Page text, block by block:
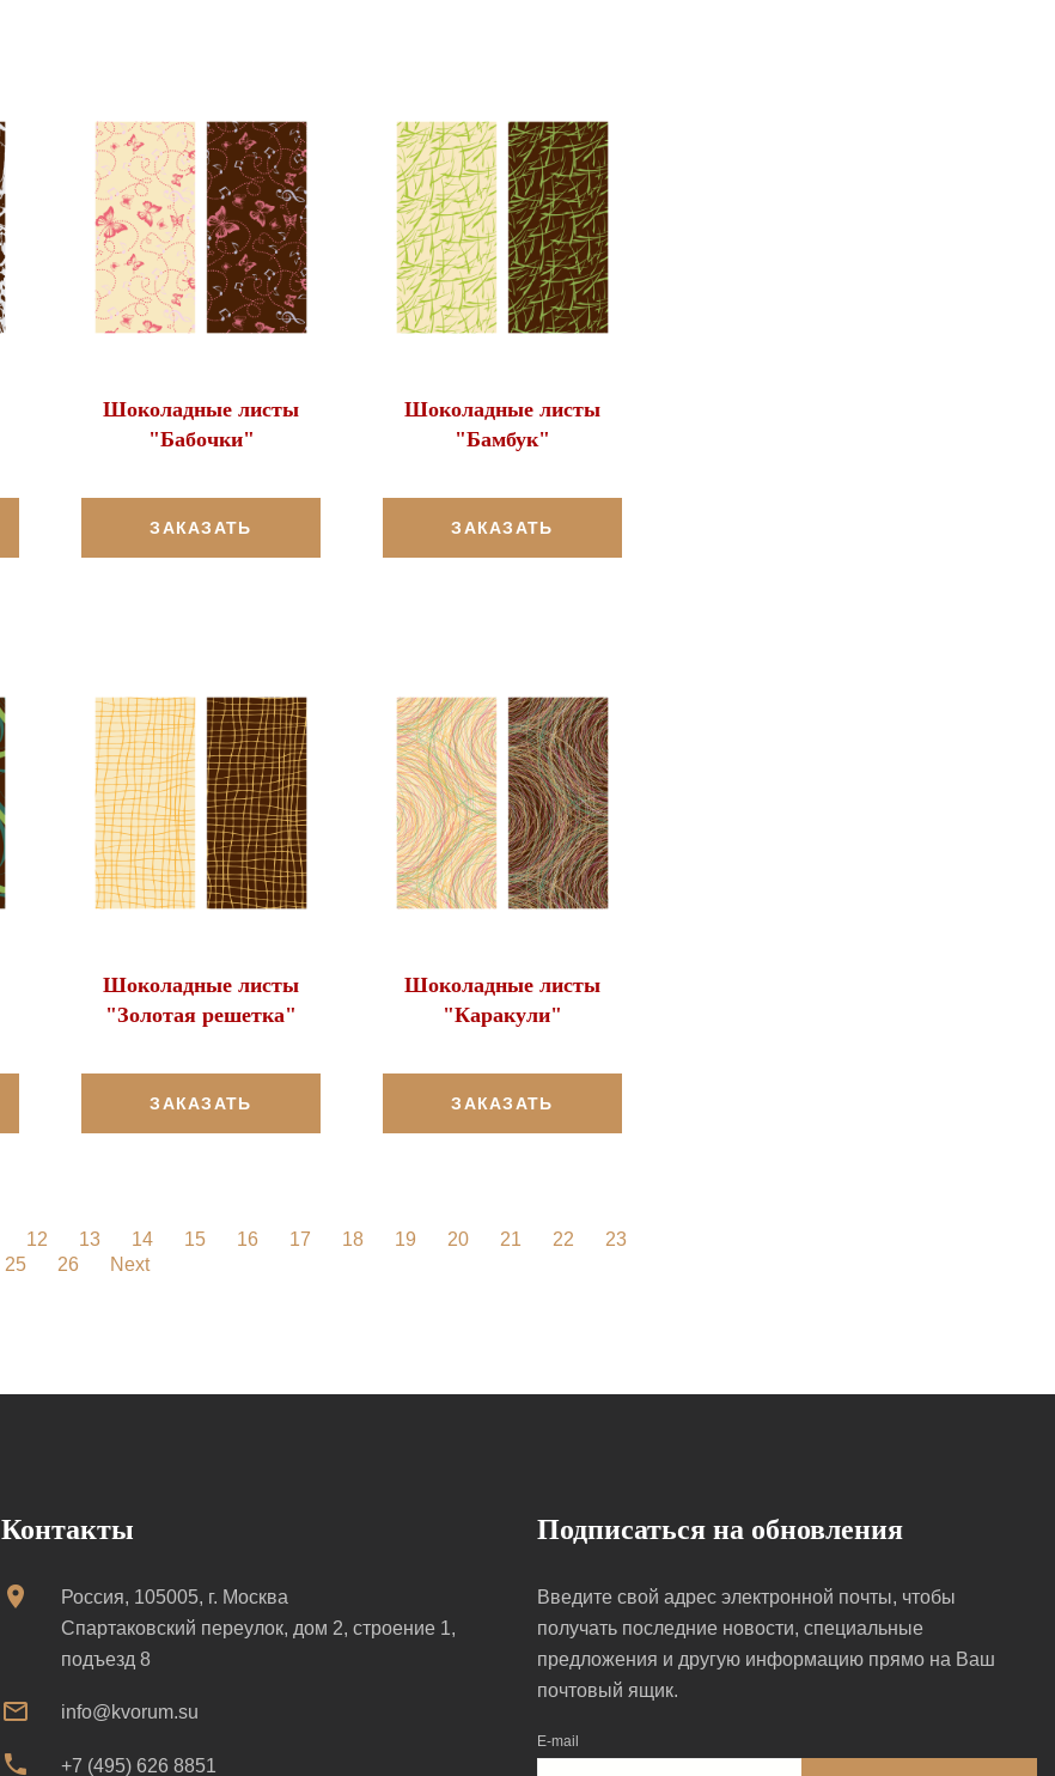
Шоколадные листы
"Бабочки"
ЗАКАЗАТЬ
Шоколадные листы
"Бамбук"
ЗАКАЗАТЬ
Шоколадные листы
"Золотая решетка"
ЗАКАЗАТЬ
Шоколадные листы
"Каракули"
ЗАКАЗАТЬ
12 13 14 15 16 17 18 19 20 21 22
23
25 26 Next
Контакты
Россия, 105005, г. Москва
Спартаковский переулок, дом 2, строение 1,
подъезд 8
info@kvorum.su
+7 (495) 626 8851
Подписаться на обновления
Введите свой адрес электронной почты, чтобы
получать последние новости, специальные
предложения и другую информацию прямо на Ваш
почтовый ящик.
E-mail